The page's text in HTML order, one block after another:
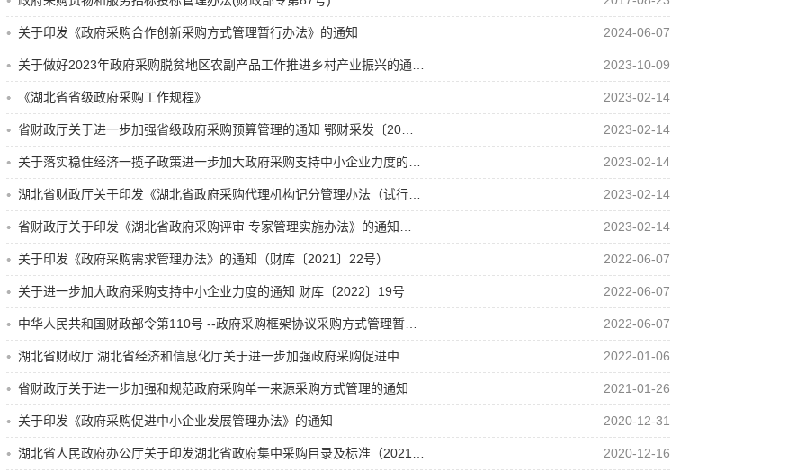
关于印发《政府采购合作创新采购方式管理暂行办法》的通知 2024-06-07
关于做好2023年政府采购脱贫地区农副产品工作推进乡村产业振兴的通… 2023-10-09
《湖北省省级政府采购工作规程》 2023-02-14
省财政厅关于进一步加强省级政府采购预算管理的通知 鄂财采发〔20… 2023-02-14
关于落实稳住经济一揽子政策进一步加大政府采购支持中小企业力度的… 2023-02-14
湖北省财政厅关于印发《湖北省政府采购代理机构记分管理办法（试行… 2023-02-14
省财政厅关于印发《湖北省政府采购评审 专家管理实施办法》的通知… 2023-02-14
关于印发《政府采购需求管理办法》的通知（财库〔2021〕22号） 2022-06-07
关于进一步加大政府采购支持中小企业力度的通知 财库〔2022〕19号 2022-06-07
中华人民共和国财政部令第110号 --政府采购框架协议采购方式管理暂… 2022-06-07
湖北省财政厅 湖北省经济和信息化厅关于进一步加强政府采购促进中… 2022-01-06
省财政厅关于进一步加强和规范政府采购单一来源采购方式管理的通知 2021-01-26
关于印发《政府采购促进中小企业发展管理办法》的通知 2020-12-31
湖北省人民政府办公厅关于印发湖北省政府集中采购目录及标准（2021… 2020-12-16